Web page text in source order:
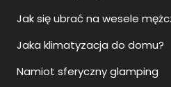
Jak się ubrać na wesele
Jaka klimatyzacja do domu?
Namiot sferyczny glamping